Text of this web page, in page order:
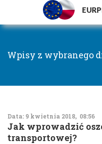
Wpisy z wybranego
Data: 9 kwietnia 2018, 08:56
Jak wprowadzić
transportowej?